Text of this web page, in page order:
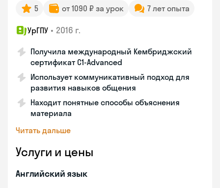
5 от 1090 ₽ за урок 7 лет опыта
УрГПУ • 2016 г.
Получила международный Кембриджский
сертификат С1-Advanced
Использует коммуникативный подход для
развития навыков общения
Находит понятные способы объяснения
материала
Читать дальше
Услуги и цены
Английский язык